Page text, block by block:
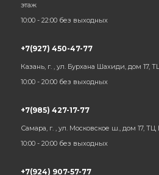
этаж
10:00 - 22:00 без выходных
+7(927) 450-47-77
Казань, г. , ул. Бурхана Шахиди, дом 17,
10:00 - 20:00 без выходных
+7(985) 427-17-77
Самара, г. , ул. Московское ш., дом 17,
10:00 - 20:00 без выходных
+7(924) 907-57-77